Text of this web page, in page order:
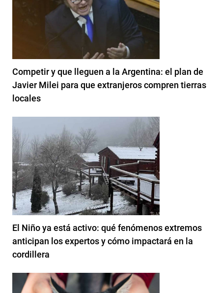
Competir y que lleguen a la Argentina: el plan de
Javier Milei para que extranjeros compren tierras
locales
El Niño ya está activo: qué fenómenos extremos
anticipan los expertos y cómo impactará en la
cordillera